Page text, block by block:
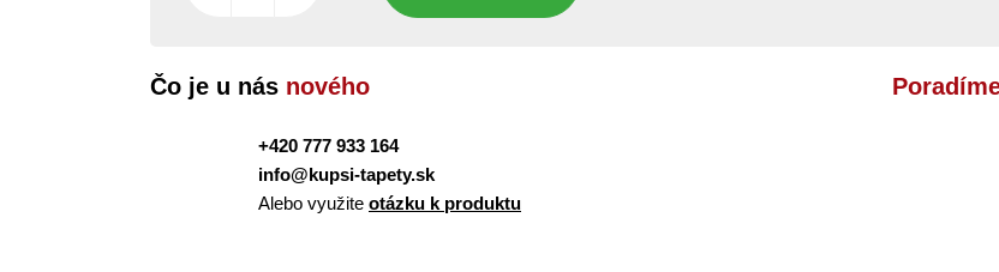
Čo je u nás nového
+420 777 933 164
info@kupsi-tapety.sk
Alebo využite otázku k produktu